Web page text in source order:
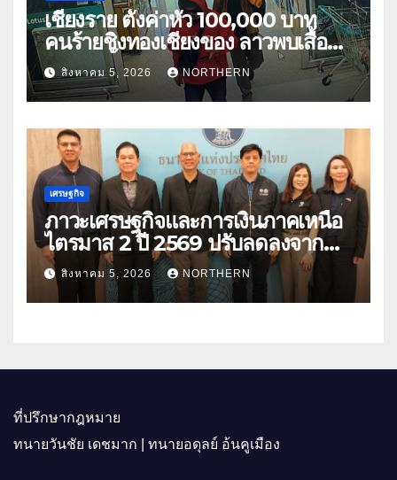
เชียงราย ตั้งค่าหัว 100,000 บาท
คนร้ายชิงทองเชียงของ ลาวพบเสื้อผ้า
คนร้ายตั้งจุดตรวจตามเส้นทาง
สิงหาคม 5, 2026 NORTHERN
เศรษฐกิจ
ภาวะเศรษฐกิจและการเงินภาคเหนือ
ไตรมาส 2 ปี 2569 ปรับลดลงจาก
ราคาพลังงาน ค่าครองชีพ
สิงหาคม 5, 2026 NORTHERN
ที่ปรึกษากฎหมาย
ทนายวันชัย เดชมาก | ทนายอดุลย์ อ้นคูเมือง